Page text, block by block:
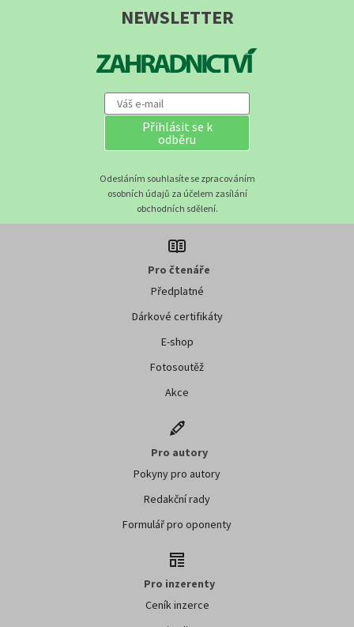
NEWSLETTER
Přihlásit se k
odběru
Odesláním souhlasíte se zpracováním
osobních údajů za účelem zasílání
obchodních sdělení.
Pro čtenáře
Předplatné
Dárkové certifikáty
E-shop
Fotosoutěž
Akce
Pro autory
Pokyny pro autory
Redakční rady
Formulář pro oponenty
Pro inzerenty
Ceník inzerce